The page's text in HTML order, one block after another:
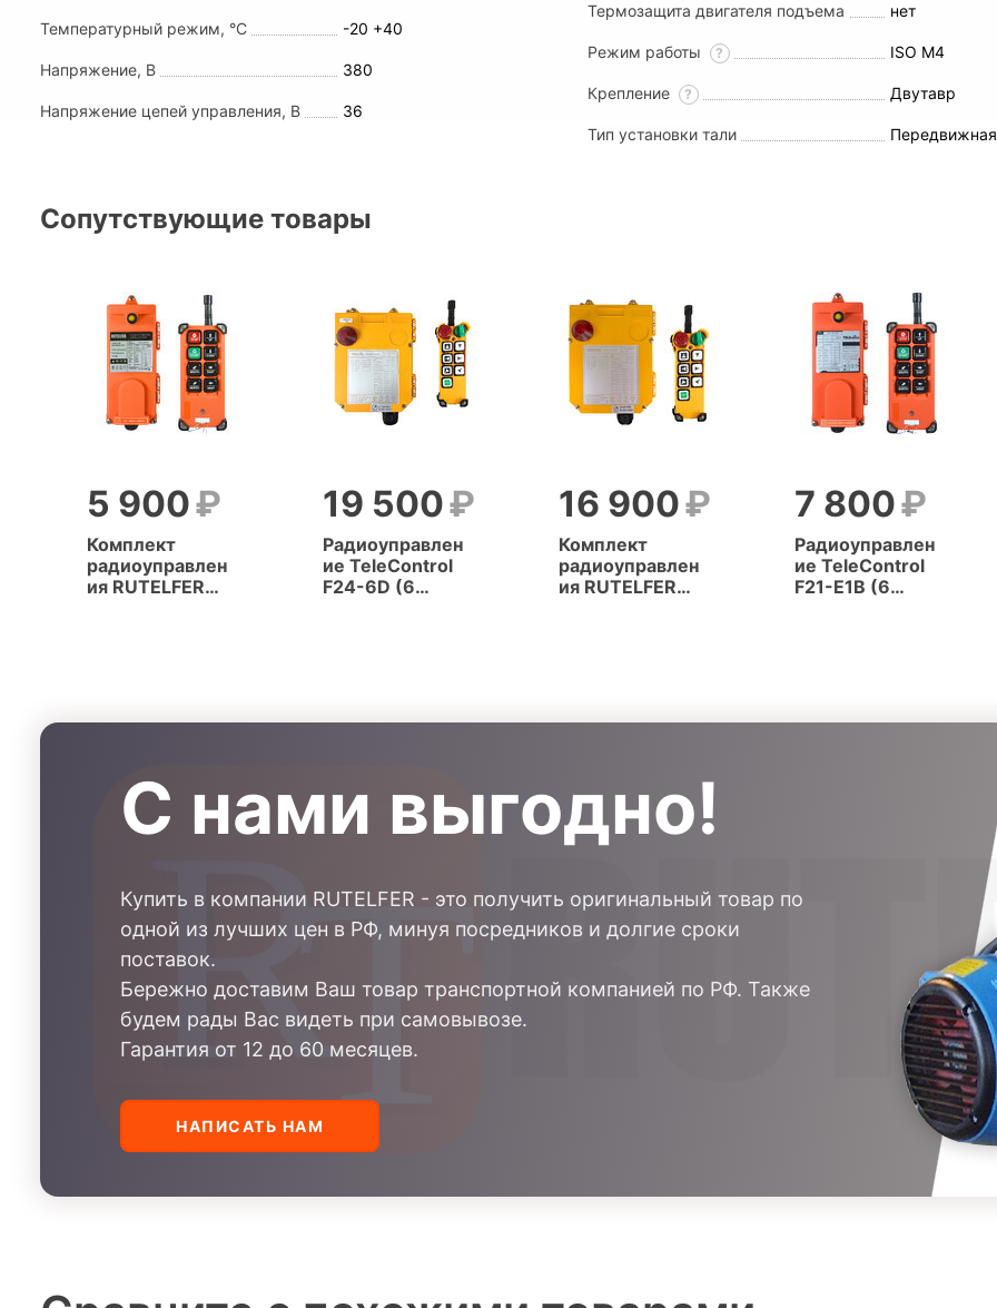
Температурный режим, °С -20 +40
Напряжение, В 380
Напряжение цепей управления, В 36
Термозащита двигателя подъема нет
Режим работы ? ISO M4
Крепление ? Двутавр
Тип установки тали Передвижная
Сопутствующие товары
Комплект
радиоуправлен
ия RUTELFER
5 900
Радиоуправлен
ие TeleControl
F24-6D (6
19 500
Комплект
радиоуправлен
ия RUTELFER
16 900
Радиоуправлен
ие TeleControl
F21-E1B (6
7 800
С нами выгодно!
Купить в компании RUTELFER - это получить оригинальный товар по
одной из лучших цен в РФ, минуя посредников и долгие сроки
поставок.
Бережно доставим Ваш товар транспортной компанией по РФ. Также
будем рады Вас видеть при самовывозе.
Гарантия от 12 до 60 месяцев.
НАПИСАТЬ НАМ